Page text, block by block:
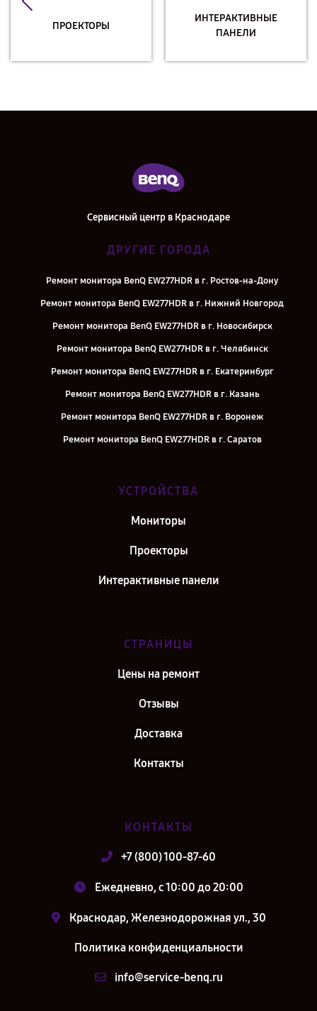
ПРОЕКТОРЫ
ИНТЕРАКТИВНЫЕ
ПАНЕЛИ
Сервисный центр в Краснодаре
ДРУГИЕ ГОРОДА
Ремонт монитора BenQ EW277HDR в г. Ростов-на-Дону
Ремонт монитора BenQ EW277HDR в г. Нижний Новгород
Ремонт монитора BenQ EW277HDR в г. Новосибирск
Ремонт монитора BenQ EW277HDR в г. Челябинск
Ремонт монитора BenQ EW277HDR в г. Екатеринбург
Ремонт монитора BenQ EW277HDR в г. Казань
Ремонт монитора BenQ EW277HDR в г. Воронеж
Ремонт монитора BenQ EW277HDR в г. Саратов
Ремонт монитора BenQ EW277HDR в г. Киров
Ремонт монитора BenQ EW277HDR в г. Санкт-Петербург
УСТРОЙСТВА
Мониторы
Проекторы
Интерактивные панели
СТРАНИЦЫ
Цены на ремонт
Отзывы
Доставка
Контакты
КОНТАКТЫ
+7 (800) 100-87-60
Ежедневно, с 10:00 до 20:00
Краснодар, Железнодорожная ул., 30
Политика конфиденциальности
info@service-benq.ru